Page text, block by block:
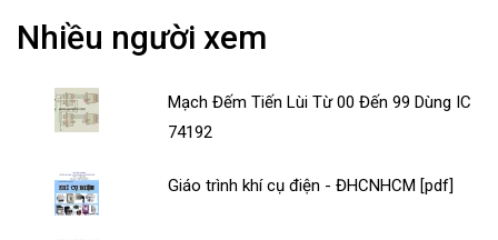
Nhiều người xem
Mạch Đếm Tiến Lùi Từ 00 Đến 99 Dùng IC
74192
Giáo trình khí cụ điện - ĐHCNHCM [pdf]